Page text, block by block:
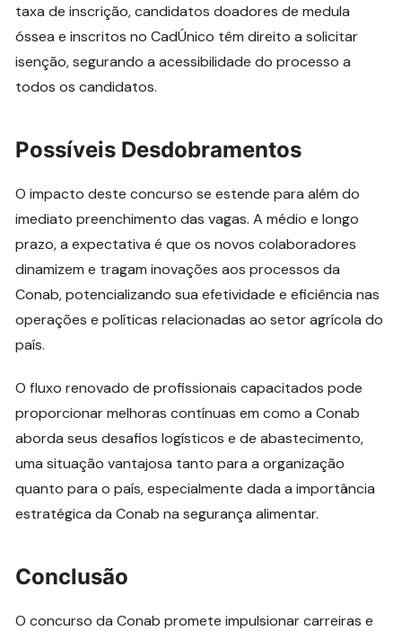
taxa de inscrição, candidatos doadores de medula
óssea e inscritos no CadÚnico têm direito a solicitar
isenção, segurando a acessibilidade do processo a
todos os candidatos.
Possíveis Desdobramentos
O impacto deste concurso se estende para além do
imediato preenchimento das vagas. A médio e longo
prazo, a expectativa é que os novos colaboradores
dinamizem e tragam inovações aos processos da
Conab, potencializando sua efetividade e eficiência nas
operações e políticas relacionadas ao setor agrícola do
país.
O fluxo renovado de profissionais capacitados pode
proporcionar melhoras contínuas em como a Conab
aborda seus desafios logísticos e de abastecimento,
uma situação vantajosa tanto para a organização
quanto para o país, especialmente dada a importância
estratégica da Conab na segurança alimentar.
Conclusão
O concurso da Conab promete impulsionar carreiras e